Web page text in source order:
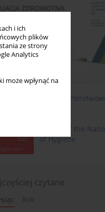
i ich
plików
ze strony
Analytics
może wpłynąć na
Roczniki
Annals of the
of Hygiene
czytane
Rok